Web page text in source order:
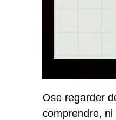
Ose regarder
comprendre, ni